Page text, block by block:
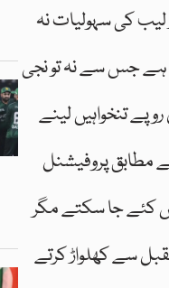
لیب کی سہولیات نہ
ہے جس سے نہ تو نجی
تنخواہیں لینے
مطابق پروفیشنل
کئے جا سکتے مگر
سے کھلواڑ کرتے